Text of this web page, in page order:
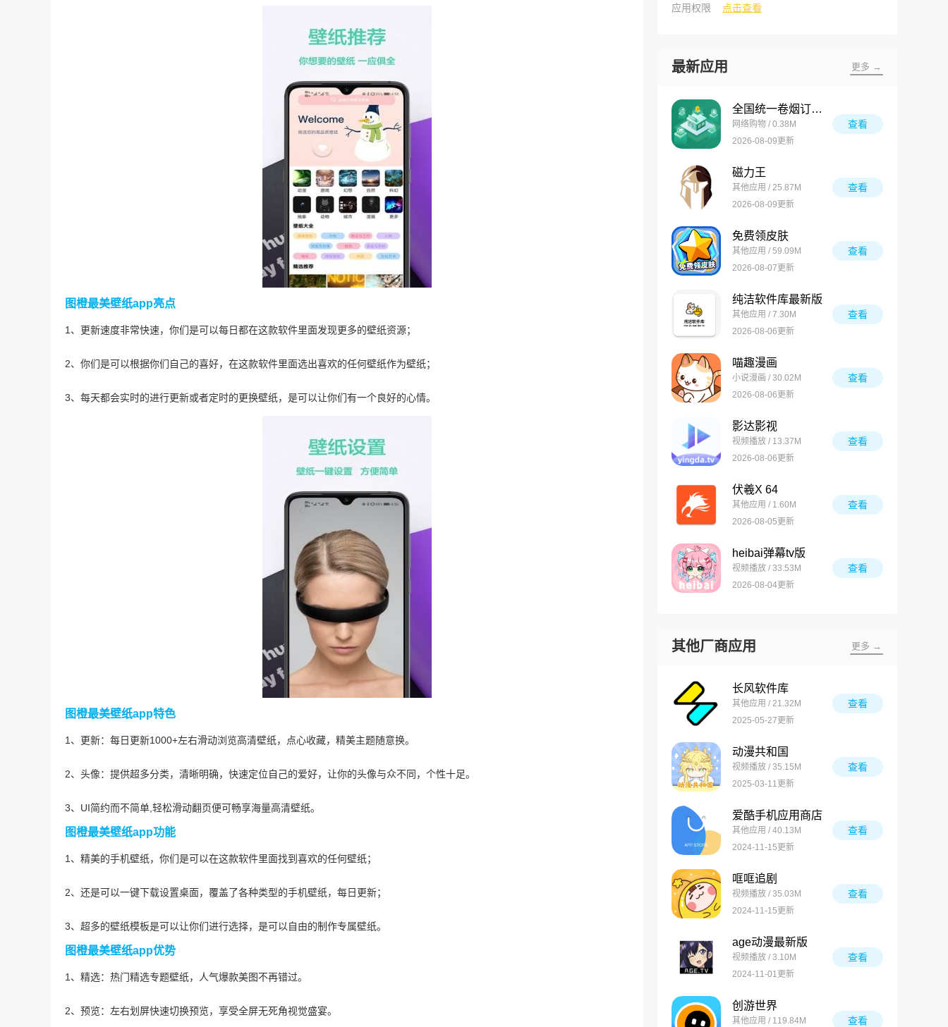
图橙最美壁纸app亮点
1、更新速度非常快速，你们是可以每日都在这款软件里面发现更多的壁纸资源；
2、你们是可以根据你们自己的喜好，在这款软件里面选出喜欢的任何壁纸作为壁纸；
3、每天都会实时的进行更新或者定时的更换壁纸，是可以让你们有一个良好的心情。
图橙最美壁纸app特色
1、更新：每日更新1000+左右滑动浏览高清壁纸，点心收藏，精美主题随意换。
2、头像：提供超多分类，清晰明确，快速定位自己的爱好，让你的头像与众不同，个性十足。
3、UI简约而不简单,轻松滑动翻页便可畅享海量高清壁纸。
图橙最美壁纸app功能
1、精美的手机壁纸，你们是可以在这款软件里面找到喜欢的任何壁纸；
2、还是可以一键下载设置桌面，覆盖了各种类型的手机壁纸，每日更新；
3、超多的壁纸模板是可以让你们进行选择，是可以自由的制作专属壁纸。
图橙最美壁纸app优势
1、精选：热门精选专题壁纸，人气爆款美图不再错过。
2、预览：左右划屏快速切换预览，享受全屏无死角视觉盛宴。
应用权限
点击查看
最新应用 更多 →
全国统一卷烟订货平台
网络购物 / 0.38M
2026-08-09更新
查看
磁力王
其他应用 / 25.87M
2026-08-09更新
查看
免费领皮肤
其他应用 / 59.09M
2026-08-07更新
查看
纯洁软件库最新版
其他应用 / 7.30M
2026-08-06更新
查看
喵趣漫画
小说漫画 / 30.02M
2026-08-06更新
查看
影达影视
视频播放 / 13.37M
2026-08-06更新
查看
伏羲X 64
其他应用 / 1.60M
2026-08-05更新
查看
heibai弹幕tv版
视频播放 / 33.53M
2026-08-04更新
查看
其他厂商应用 更多 →
长风软件库
其他应用 / 21.32M
2025-05-27更新
查看
动漫共和国
视频播放 / 35.15M
2025-03-11更新
查看
爱酷手机应用商店
其他应用 / 40.13M
2024-11-15更新
查看
哐哐追剧
视频播放 / 35.03M
2024-11-15更新
查看
age动漫最新版
视频播放 / 3.10M
2024-11-01更新
查看
创游世界
其他应用 / 119.84M
查看